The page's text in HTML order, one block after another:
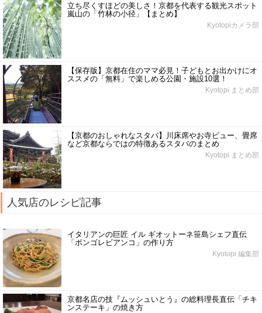
立ち尽くすほどの美しさ！京都を代表する観光スポット
嵐山の「竹林の小径」【まとめ】
Kyotopiカメラ部
【保存版】京都在住のママ必見！子どもとお出かけにオ
ススメの「無料」で楽しめる公園・施設10選！
Kyotopi まとめ部
【京都のおしゃれなスタバ】川床席やお寺ビュー、畳席
など京都ならではの特徴あるスタバのまとめ
Kyotopi まとめ部
人気店のレシピ記事
イタリアンの巨匠 イル ギオットーネ笹島シェフ直伝
「ボンゴレビアンコ」の作り方
Kyotopi 編集部
京都名店の技『ムッシュいとう』の総料理長直伝「チキ
ンステーキ」の焼き方